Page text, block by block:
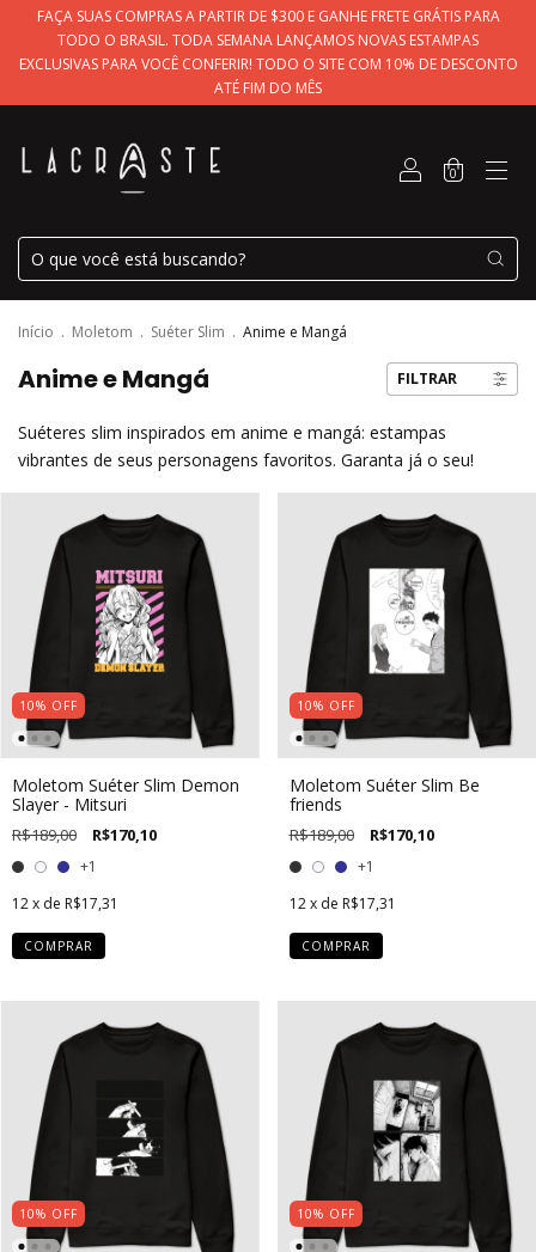
FAÇA SUAS COMPRAS A PARTIR DE $300 E GANHE FRETE GRÁTIS PARA
TODO O BRASIL. TODA SEMANA LANÇAMOS NOVAS ESTAMPAS
EXCLUSIVAS PARA VOCÊ CONFERIR! TODO O SITE COM 10% DE DESCONTO
ATÉ FIM DO MÊS
0
Início . Moletom . Suéter Slim . Anime e Mangá
Anime e Mangá FILTRAR
Suéteres slim inspirados em anime e mangá: estampas
vibrantes de seus personagens favoritos. Garanta já o seu!
10% OFF
Moletom Suéter Slim Demon
Slayer - Mitsuri
R$189,00 R$170,10
+1
12x de R$17,31
COMPRAR
10% OFF
Moletom Suéter Slim Be
friends
R$189,00 R$170,10
+1
12 x de R$17,31
COMPRAR
10% OFF 10% OFF